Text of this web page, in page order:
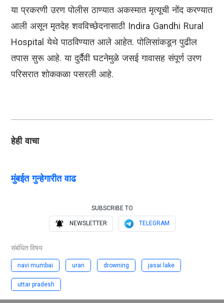
या प्रकरणी उरण पोलीस ठाण्यात अकस्मात मृत्यूची नोंद करण्यात
आली असून मृतदेह शवविच्छेदनासाठी Indira Gandhi Rural
Hospital येथे पाठविण्यात आले आहेत. पोलिसांकडून पुढील
तपास सुरू आहे. या दुर्दैवी घटनेमुळे जसई गावासह संपूर्ण उरण
परिसरात शोककळा पसरली आहे.
हेही वाचा
मुंबईत गुन्हेगारीत वाढ
SUBSCRIBE TO
NEWSLETTER TELEGRAM
संबंधित विषय
navi mumbai uran drowning jasai lake
uttar pradesh